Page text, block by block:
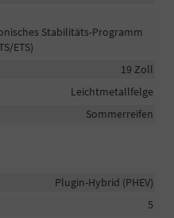
Stabilitäts-Programm
ETS)
19 Zoll
Leichtmetallfelge
Sommerreifen
Plugin-Hybrid (PHEV)
5